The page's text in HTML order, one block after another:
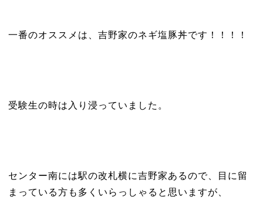
一番のオススメは、吉野家のネギ塩豚丼です！！！！
受験生の時は入り浸っていました。
センター南には駅の改札横に吉野家あるので、目に留
まっている方も多くいらっしゃると思いますが、